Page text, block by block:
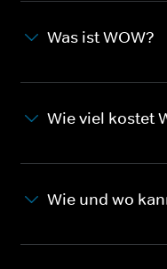
Was ist WOW?
Wie viel kostet
Wie und wo